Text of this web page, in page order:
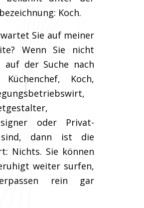
Koch.
Sie auf meiner
Wenn Sie nicht
auf der Suche nach
Küchenchef, Koch,
oder Privat-
dann ist die
Nichts. Sie können
weiter surfen,
rein gar